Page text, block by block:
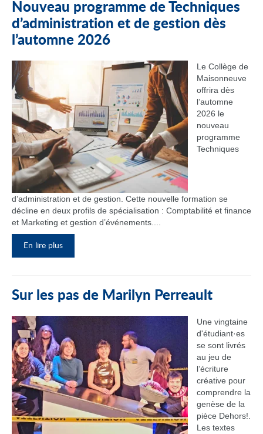
Nouveau programme de Techniques
d’administration et de gestion dès
l’automne 2026
Le Collège de
Maisonneuve
offrira dès
l’automne
2026 le
nouveau
programme
Techniques
d’administration et de gestion. Cette nouvelle formation se
décline en deux profils de spécialisation : Comptabilité et finance
et Marketing et gestion d’événements....
En lire plus
Sur les pas de Marilyn Perreault
Une vingtaine
d'étudiant·es
se sont livrés
au jeu de
l’écriture
créative pour
comprendre la
genèse de la
pièce Dehors!.
Les textes